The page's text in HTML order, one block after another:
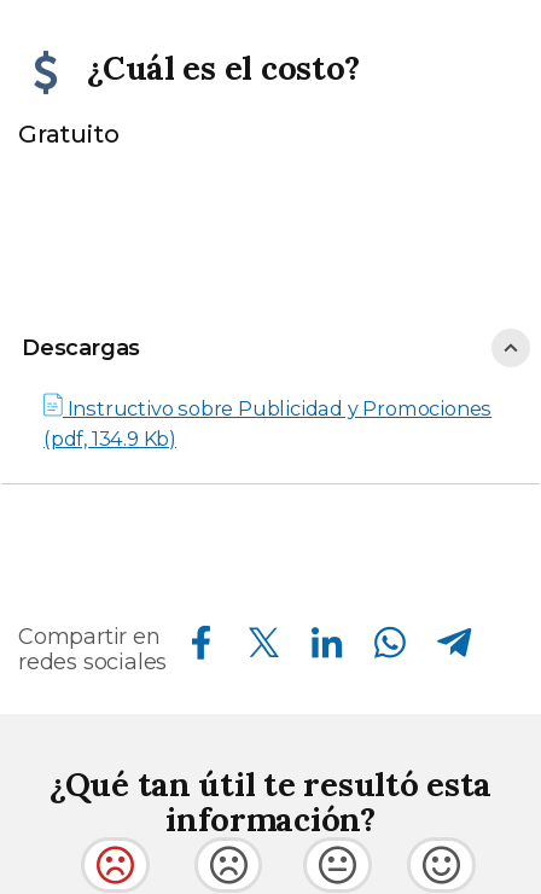
¿Cuál es el costo?
Gratuito
Descargas
Instructivo sobre Publicidad y Promociones
(pdf, 134.9 Kb)
Compartir en
redes sociales
Compartir en Facebook Compartir en Twitter Compartir en Linkedin Compartir en Whatsapp Compartir en Telegram
¿Qué tan útil te resultó esta
información?